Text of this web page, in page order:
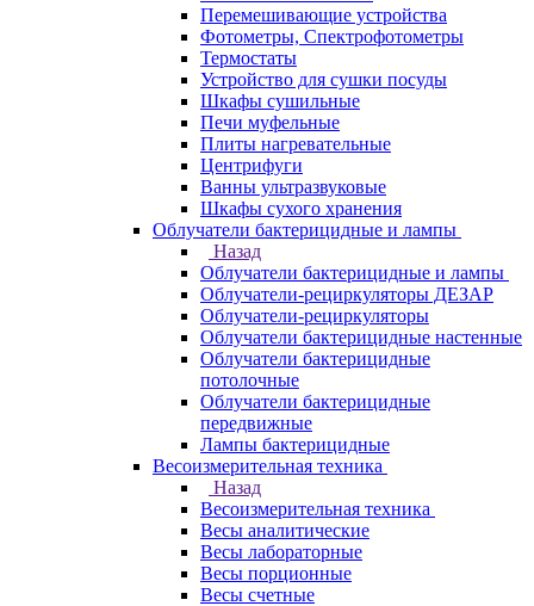
Перемешивающие устройства
Фотометры, Спектрофотометры
Термостаты
Устройство для сушки посуды
Шкафы сушильные
Печи муфельные
Плиты нагревательные
Центрифуги
Ванны ультразвуковые
Шкафы сухого хранения
Облучатели бактерицидные и лампы
Назад
Облучатели бактерицидные и лампы
Облучатели-рециркуляторы ДЕЗАР
Облучатели-рециркуляторы
Облучатели бактерицидные настенные
Облучатели бактерицидные
потолочные
Облучатели бактерицидные
передвижные
Лампы бактерицидные
Весоизмерительная техника
Назад
Весоизмерительная техника
Весы аналитические
Весы лабораторные
Весы порционные
Весы счетные